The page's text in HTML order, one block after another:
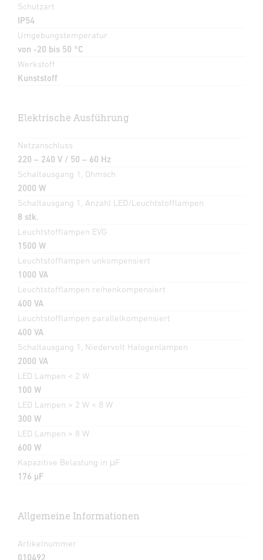
Schutzart
IP54
Umgebungstemperatur
von -20 bis 50 °C
Werkstoff
Kunststoff
Elektrische Ausführung
Netzanschluss
220 – 240 V / 50 – 60 Hz
Schaltausgang 1, Ohmsch
2000 W
Schaltausgang 1, Anzahl LED/Leuchtstofflampen
8 stk.
Leuchtstofflampen EVG
1500 W
Leuchtstofflampen unkompensiert
1000 VA
Leuchtstofflampen reihenkompensiert
400 VA
Leuchtstofflampen parallelkompensiert
400 VA
Schaltausgang 1, Niedervolt Halogenlampen
2000 VA
LED Lampen < 2 W
100 W
LED Lampen > 2 W < 8 W
300 W
LED Lampen > 8 W
600 W
Kapazitive Belastung in μF
176 µF
Allgemeine Informationen
Artikelnummer
010492